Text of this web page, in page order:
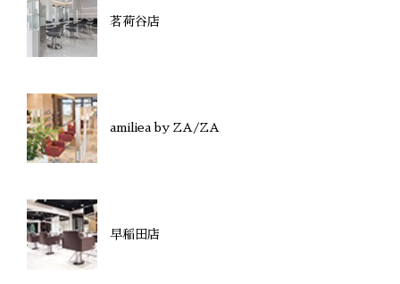
茗荷谷店
amiliea by ZA/ZA
早稲田店